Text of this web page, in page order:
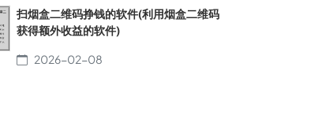
扫烟盒二维码挣钱的软件(利用烟盒二维码
获得额外收益的软件)
2026-02-08